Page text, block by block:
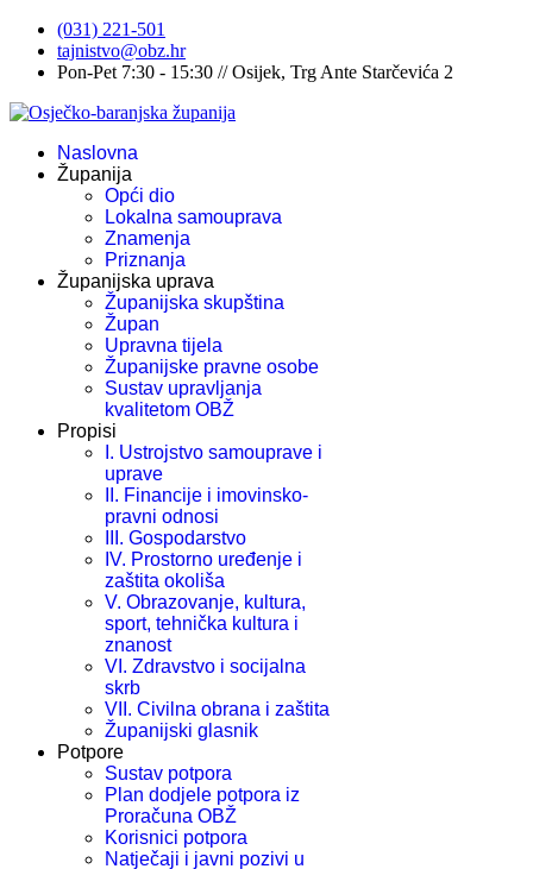
(031) 221-501
tajnistvo@obz.hr
Pon-Pet 7:30 - 15:30 // Osijek, Trg Ante Starčevića 2
Naslovna
Županija
Opći dio
Lokalna samouprava
Znamenja
Priznanja
Županijska uprava
Županijska skupština
Župan
Upravna tijela
Županijske pravne osobe
Sustav upravljanja
kvalitetom OBŽ
Propisi
I. Ustrojstvo samouprave i
uprave
II. Financije i imovinsko-
pravni odnosi
III. Gospodarstvo
IV. Prostorno uređenje i
zaštita okoliša
V. Obrazovanje, kultura,
sport, tehnička kultura i
znanost
VI. Zdravstvo i socijalna
skrb
VII. Civilna obrana i zaštita
Županijski glasnik
Potpore
Sustav potpora
Plan dodjele potpora iz
Proračuna OBŽ
Korisnici potpora
Natječaji i javni pozivi u